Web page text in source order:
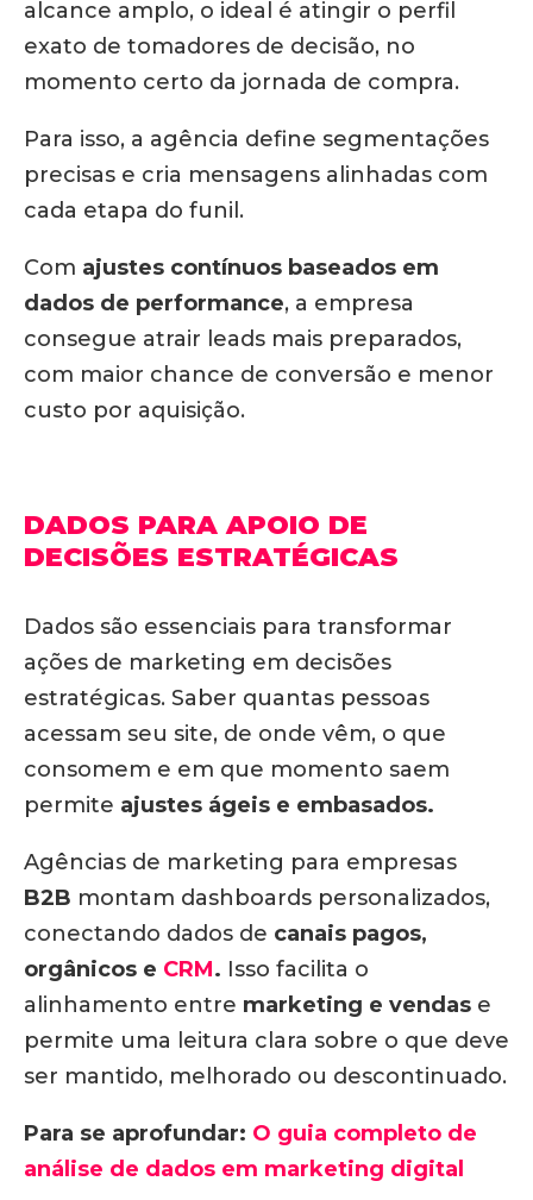
alcance amplo, o ideal é atingir o perfil
exato de tomadores de decisão, no
momento certo da jornada de compra.
Para isso, a agência define segmentações
precisas e cria mensagens alinhadas com
cada etapa do funil.
Com ajustes contínuos baseados em
dados de performance, a empresa
consegue atrair leads mais preparados,
com maior chance de conversão e menor
custo por aquisição.
DADOS PARA APOIO DE
DECISÕES ESTRATÉGICAS
Dados são essenciais para transformar
ações de marketing em decisões
estratégicas. Saber quantas pessoas
acessam seu site, de onde vêm, o que
consomem e em que momento saem
permite ajustes ágeis e embasados.
Agências de marketing para empresas
B2B montam dashboards personalizados,
conectando dados de canais pagos,
orgânicos e CRM. Isso facilita o
alinhamento entre marketing e vendas e
permite uma leitura clara sobre o que deve
ser mantido, melhorado ou descontinuado.
Para se aprofundar: O guia completo de
análise de dados em marketing digital